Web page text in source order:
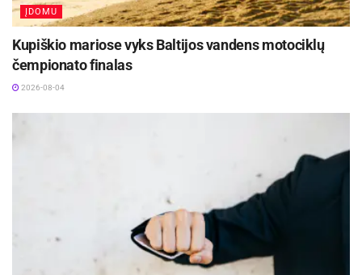
ĮDOMU
Kupiškio mariose vyks Baltijos vandens motociklų
čempionato finalas
2026-08-04